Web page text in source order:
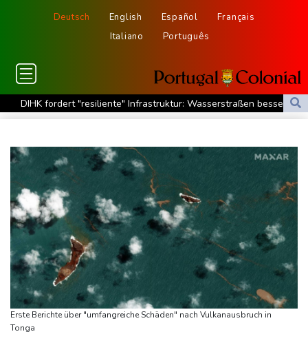
Deutsch English Español
Français
Italiano
Português
DIHK fordert "resiliente" Infrastruktur: Wasserstraßen besser an
Niedrigwasser anpassen
Vier deutsche, neun neue: Teammanager-Rekorde in England
Trump-Hubschrauber über Washington womöglich
Passagierflugzeug zu nahe gekommen
Niedrigwasser: Industrie- und Schifffahrtsverbände fordern
konkrete Schritte
Extremes Niedrigwasser: Verkehrsminister Bilger lädt zu
Spitzentreffen in Bonn
Bundesgerichtshof urteilt über Mann wegen Kriegsverbrechen in
syrischem Bürgerkrieg
Urteil in Prozess um tödlichen Autoanschlag auf Verdi-
Erste Berichte über "umfangreiche Schäden" nach Vulkanausbruch in
Tonga